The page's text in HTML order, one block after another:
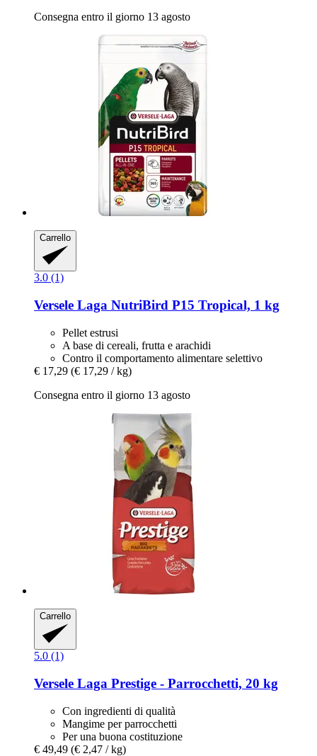
Consegna entro il giorno 13 agosto
Carrello
3.0 (1)
Versele Laga NutriBird P15 Tropical, 1 kg
Pellet estrusi
A base di cereali, frutta e arachidi
Contro il comportamento alimentare selettivo
€ 17,29 (€ 17,29 / kg)
Consegna entro il giorno 13 agosto
Carrello
5.0 (1)
Versele Laga Prestige -​ Parrocchetti, 20 kg
Con ingredienti di qualità
Mangime per parrocchetti
Per una buona costituzione
€ 49,49 (€ 2,47 / kg)